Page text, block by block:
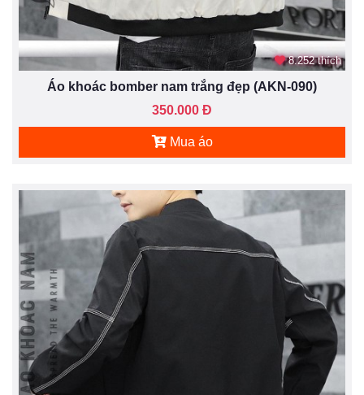
8.252 thích
Áo khoác bomber nam trắng đẹp (AKN-090)
350.000 Đ
Mua áo